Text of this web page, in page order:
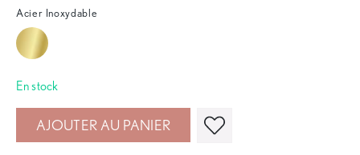
Acier Inoxydable
En stock
AJOUTER AU PANIER